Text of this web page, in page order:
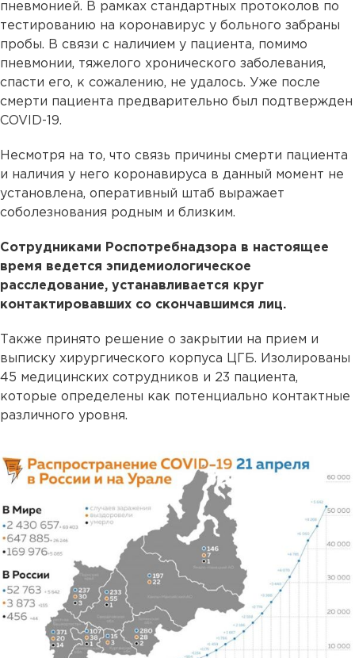
пневмонией. В рамках стандартных протоколов по
тестированию на коронавирус у больного забраны
пробы. В связи с наличием у пациента, помимо
пневмонии, тяжелого хронического заболевания,
спасти его, к сожалению, не удалось. Уже после
смерти пациента предварительно был подтвержден
COVID-19.
Несмотря на то, что связь причины смерти пациента
и наличия у него коронавируса в данный момент не
установлена, оперативный штаб выражает
соболезнования родным и близким.
Сотрудниками Роспотребнадзора в настоящее
время ведется эпидемиологическое
расследование, устанавливается круг
контактировавших со скончавшимся лиц.
Также принято решение о закрытии на прием и
выписку хирургического корпуса ЦГБ. Изолированы
45 медицинских сотрудников и 23 пациента,
которые определены как потенциально контактные
различного уровня.